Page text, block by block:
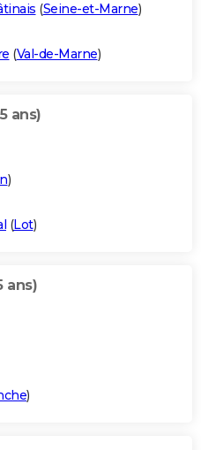
(Seine-et-Marne)
(Val-de-Marne)
ans)
)
(Lot)
ans)
)